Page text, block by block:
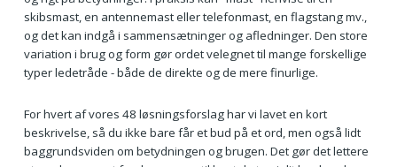
skibsmast, en antennemast eller telefonmast, en flagstang mv.,
og det kan indgå i sammensætninger og afledninger. Den store
variation i brug og form gør ordet velegnet til mange forskellige
typer ledetråde - både de direkte og de mere finurlige.
For hvert af vores 48 løsningsforslag har vi lavet en kort
beskrivelse, så du ikke bare får et bud på et ord, men også lidt
baggrundsviden om betydningen og brugen. Det gør det lettere